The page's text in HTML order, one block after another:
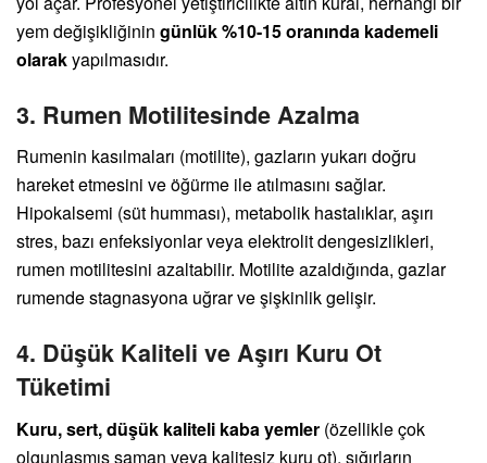
yem değişikliğinin günlük %10-15 oranında kademeli
olarakyapılmasıdır.
3. Rumen Motilitesinde Azalma
Rumenin kasılmaları (motilite), gazların yukarı doğru
hareket etmesini ve öğürme ile atılmasını sağlar.
Hipokalsemi (süt humması), metabolik hastalıklar, aşırı
stres, bazı enfeksiyonlar veya elektrolit dengesizlikleri,
rumen motilitesini azaltabilir. Motilite azaldığında, gazlar
rumende stagnasyona uğrar ve şişkinlik gelişir.
4. Düşük Kaliteli ve Aşırı Kuru Ot
Tüketimi
Kuru, sert, düşük kaliteli kaba yemler (özellikle çok
olgunlaşmış saman veya kalitesiz kuru ot), sığırların